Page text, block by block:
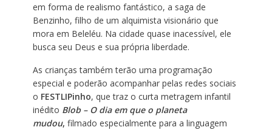
em forma de realismo fantástico, a saga de
Benzinho, filho de um alquimista visionário que
mora em Beleléu. Na cidade quase inacessível, ele
busca seu Deus e sua própria liberdade.
As crianças também terão uma programação
especial e poderão acompanhar pelas redes sociais
o FESTLIPinho, que traz o curta metragem infantil
inédito Blob – O dia em que o planeta
mudou, filmado especialmente para a linguagem